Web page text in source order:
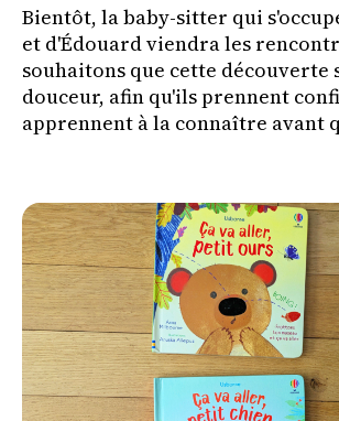
Bientôt, la baby-sitter qui
et d'Édouard viendra les
souhaitons que cette découverte
douceur, afin qu'ils prennent
apprennent à la connaître avant